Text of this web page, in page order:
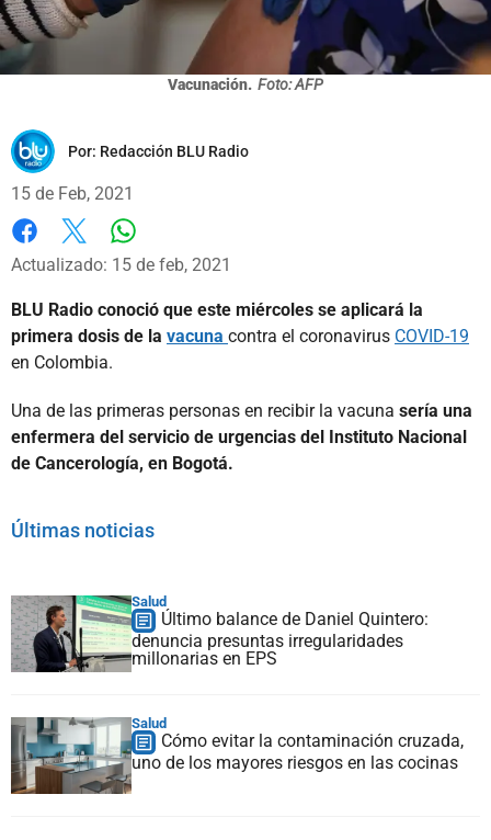
Vacunación. Foto: AFP
Por: Redacción BLU Radio
15 de Feb, 2021
Facebook
X
Actualizado: 15 de feb, 2021
BLU Radio conoció que este miércoles se aplicará la
primera dosis de la vacuna contra el coronavirus COVID-19
en Colombia.
Una de las primeras personas en recibir la vacuna sería una
enfermera del servicio de urgencias del Instituto Nacional
de Cancerología, en Bogotá.
Últimas noticias
Salud
Último balance de Daniel Quintero:
denuncia presuntas irregularidades
millonarias en EPS
Salud
Cómo evitar la contaminación cruzada,
uno de los mayores riesgos en las cocinas